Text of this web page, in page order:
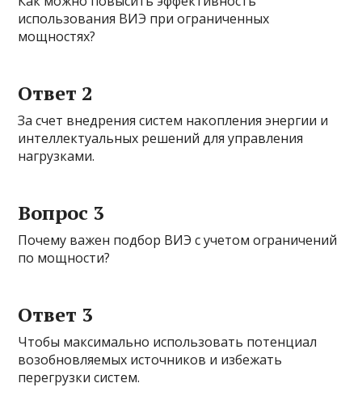
использования ВИЭ при ограниченных
мощностях?
Ответ 2
За счет внедрения систем накопления энергии и
интеллектуальных решений для управления
нагрузками.
Вопрос 3
Почему важен подбор ВИЭ с учетом ограничений
по мощности?
Ответ 3
Чтобы максимально использовать потенциал
возобновляемых источников и избежать
перегрузки систем.